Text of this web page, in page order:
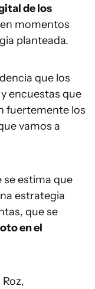
de los
momentos
planteada.
que los
encuestas que
fuertemente los
vamos a
se estima que
estrategia
que se
en el